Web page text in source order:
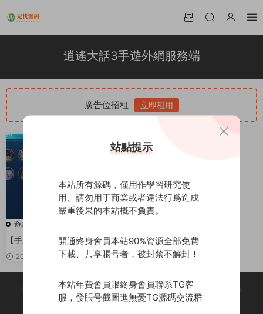
逍遙大話3手遊外網服務端
廣告位招租 立即租用
遊戲源碼
【手遊源碼】逍遙大話3手遊外網
服務端+詳細教程
2020-04-08 50
© 2018-2026 Theme by - 無憂源碼 & Wuyuanma.Com Theme. All rights
reserved
站點提示
本站所有源碼，僅用作學習研究使
用、請勿用于商業或者違法行爲造成
嚴重後果的本站概不負責。
開通終身會員本站90%資源全部免費
下載、共享賬号者，被封禁不解封！
本站年費會員跟終身會員聯系TG客
服，發賬号截圖進無憂TG源碼交流群